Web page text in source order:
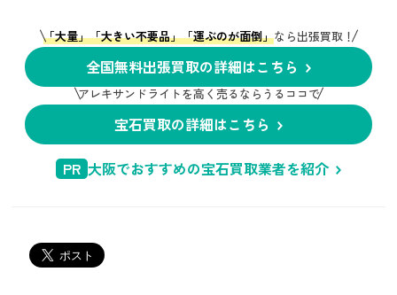
「大量」「大きい不要品」「運ぶのが面倒」なら出張買取！
全国無料出張買取の詳細はこちら
アレキサンドライトを高く売るならうるココで
宝石買取の詳細はこちら
PR 大阪でおすすめの宝石買取業者を紹介